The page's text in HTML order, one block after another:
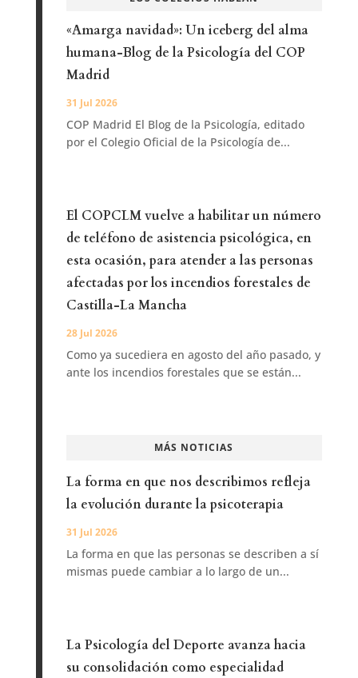
«Amarga navidad»: Un iceberg del alma
humana-Blog de la Psicología del COP
Madrid
31 Jul 2026
COP Madrid El Blog de la Psicología, editado
por el Colegio Oficial de la Psicología de...
El COPCLM vuelve a habilitar un número
de teléfono de asistencia psicológica, en
esta ocasión, para atender a las personas
afectadas por los incendios forestales de
Castilla-La Mancha
28 Jul 2026
Como ya sucediera en agosto del año pasado, y
ante los incendios forestales que se están...
MÁS NOTICIAS
La forma en que nos describimos refleja
la evolución durante la psicoterapia
31 Jul 2026
La forma en que las personas se describen a sí
mismas puede cambiar a lo largo de un...
La Psicología del Deporte avanza hacia
su consolidación como especialidad